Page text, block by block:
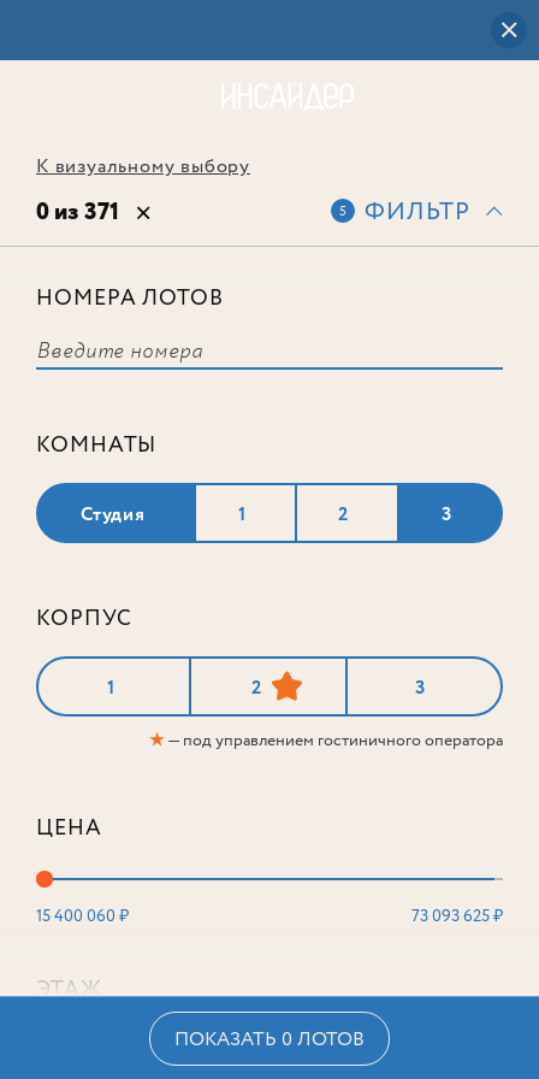
К визуальному выбору
0 из 371 5 ФИЛЬТР
НОМЕРА ЛОТОВ
КОМНАТЫ
Студия 1 2 3
КОРПУС
1 2 3
★— под управлением гостиничного оператора
ЦЕНА
15 400 060 ₽ 73 093 625 ₽
ЭТАЖ
ПОКАЗАТЬ 0 ЛОТОВ
соответствует ни одного лота